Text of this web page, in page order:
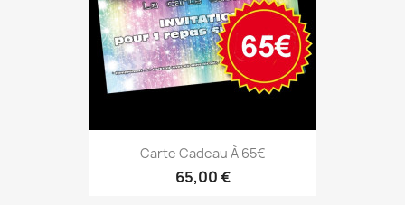
Carte Cadeau À 65€
65,00 €